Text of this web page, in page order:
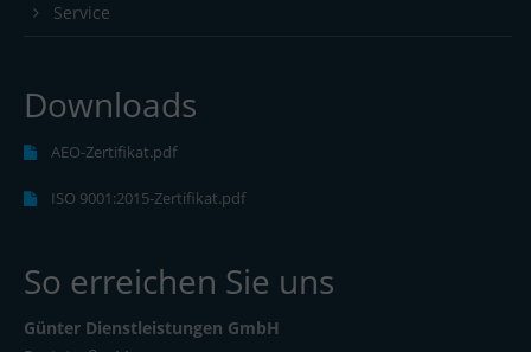
Service
Downloads
AEO-Zertifikat.pdf
ISO 9001:2015-Zertifikat.pdf
So erreichen Sie uns
Günter Dienstleistungen GmbH